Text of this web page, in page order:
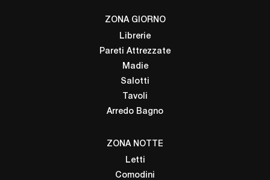
ZONA GIORNO
Librerie
Pareti Attrezzate
Madie
Salotti
Tavoli
Arredo Bagno
ZONA NOTTE
Letti
Comodini